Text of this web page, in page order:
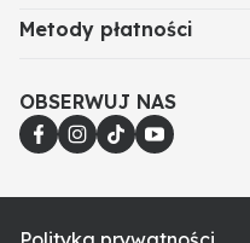
Metody płatności
OBSERWUJ NAS